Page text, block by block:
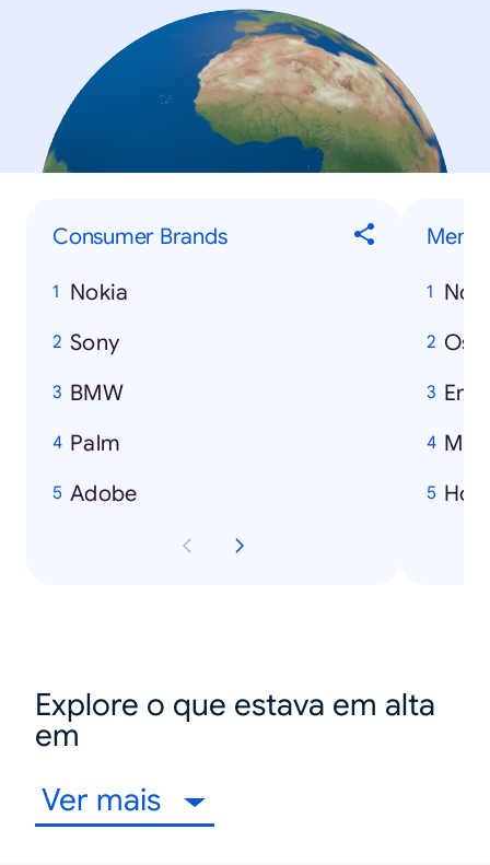
Consumer Brands
Nokia
Sony
BMW
Palm
Adobe
Men
Explore o que estava em alta
em
Ver mais